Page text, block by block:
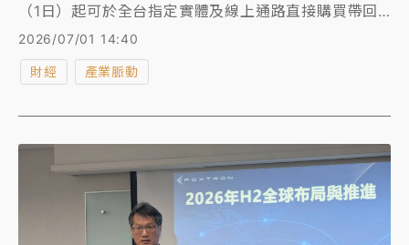
（1日）起可於全台指定實體及線上通路直接購買帶回
家，透過專屬App與Poketomo展開充滿溫度的AI陪伴
2026/07/01 14:40
財經 產業脈動